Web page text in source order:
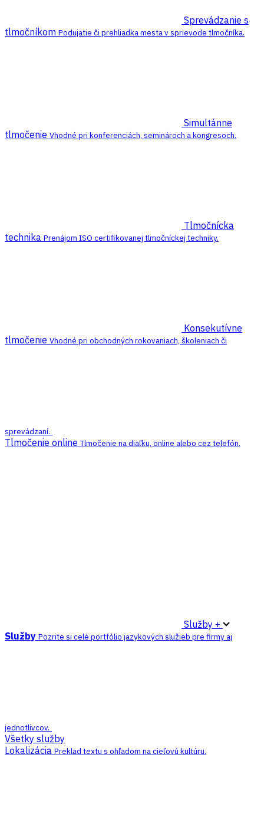
Sprevádzanie s
tlmočníkom Podujatie či prehliadka mesta v sprievode tlmočníka.
Simultánne
tlmočenie Vhodné pri konferenciách, seminároch a kongresoch.
Tlmočnícka
technika Prenájom ISO certifikovanej tlmočníckej techniky.
Konsekutívne
tlmočenie Vhodné pri obchodných rokovaniach, školeniach či
sprevádzaní.
Tlmočenie onlineTlmočenie na diaľku, online alebo cez telefón.
Služby +
Služby Pozrite si celé portfólio jazykových služieb pre firmy aj
jednotlivcov.
Všetky služby
Lokalizácia Preklad textu s ohľadom na cieľovú kultúru.